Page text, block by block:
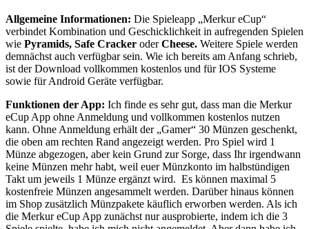
Allgemeine Informationen: Die Spieleapp „Merkur eCup“
verbindet Kombination und Geschicklichkeit in aufregenden Spielen
wie Pyramids, Safe Cracker oderCheese. Weitere Spiele werden
demnächst auch verfügbar sein. Wie ich bereits am Anfang schrieb,
ist der Download vollkommen kostenlos und für IOS Systeme
sowie für Android Geräte verfügbar.
Funktionen der App: Ich finde es sehr gut, dass man die Merkur
eCup App ohne Anmeldung und vollkommen kostenlos nutzen
kann. Ohne Anmeldung erhält der „Gamer“ 30 Münzen geschenkt,
die oben am rechten Rand angezeigt werden. Pro Spiel wird 1
Münze abgezogen, aber kein Grund zur Sorge, dass Ihr irgendwann
keine Münzen mehr habt, weil euer Münzkonto im halbstündigen
Takt um jeweils 1 Münze ergänzt wird. Es können maximal 5
kostenfreie Münzen angesammelt werden. Darüber hinaus können
im Shop zusätzlich Münzpakete käuflich erworben werden. Als ich
die Merkur eCup App zunächst nur ausprobierte, indem ich die 3